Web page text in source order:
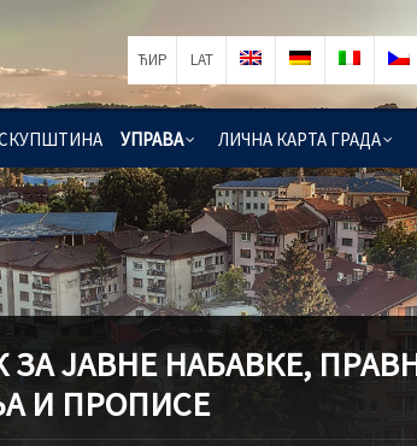
УПРАВА ЛИЧНА КАРТА ГРАДА
ЋИР LAT
ЗА ЈАВНЕ НАБАВКЕ,
И ПРОПИСЕ